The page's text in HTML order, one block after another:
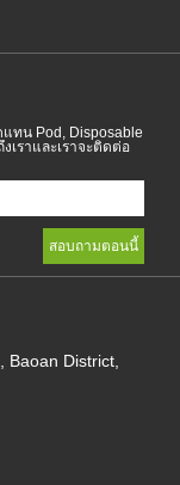
ทน Pod, Disposable
เราและเราจะติดต่อ
Baoan District,